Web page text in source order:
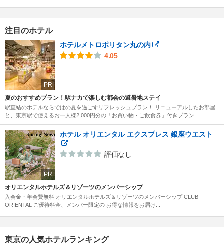
注目のホテル
PR
ホテルメトロポリタン丸の内
4.05
夏のおすすめプラン！駅ナカで楽しむ都会の避暑地ステイ
駅直結のホテルならではの夏を過ごすリフレッシュプラン！ リニューアルしたお部屋
と、東京駅で使えるお一人様2,000円分の「お買い物・ご飲食券」付きプラン...
PR
ホテル オリエンタル エクスプレス 銀座ウエスト
評価なし
オリエンタルホテルズ＆リゾーツのメンバーシップ
入会金・年会費無料 オリエンタルホテルズ＆リゾーツのメンバーシップ CLUB
ORIENTAL ご優待料金、メンバー限定の お得な情報をお届け...
東京の人気ホテルランキング